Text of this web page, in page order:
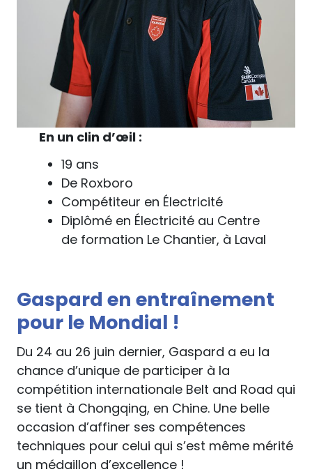
En un clin d’œil :
19 ans
De Roxboro
Compétiteur en Électricité
Diplômé en Électricité au Centre
de formation Le Chantier, à Laval
Gaspard en entraînement
pour le Mondial !
Du 24 au 26 juin dernier, Gaspard a eu la
chance d’unique de participer à la
compétition internationale Belt and Road qui
se tient à Chongqing, en Chine. Une belle
occasion d’affiner ses compétences
techniques pour celui qui s’est même mérité
un médaillon d’excellence !